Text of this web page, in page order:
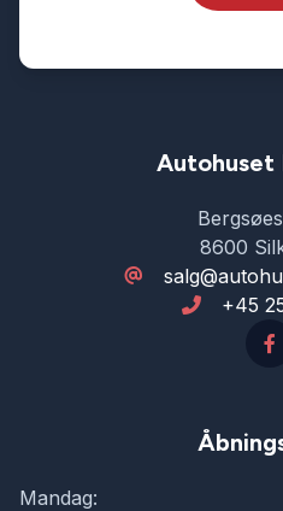
Autohuset
8600
+45
Mandag: